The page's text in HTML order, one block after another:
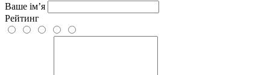
Ваше ім’я
Рейтинг